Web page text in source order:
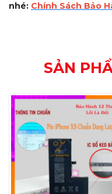
nhé: Chính Sách Bảo
SẢN